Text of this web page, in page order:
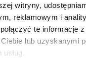
witryny,
reklamowym i
te informacje
lub uzyskanymi
Video